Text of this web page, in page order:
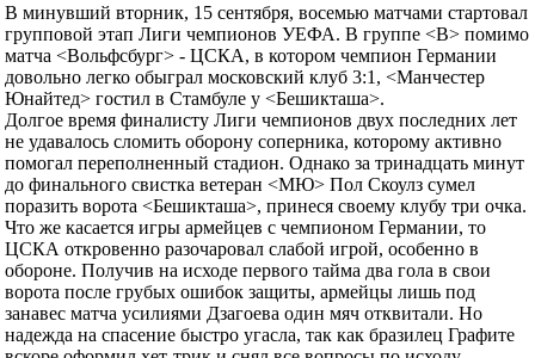
В минувший вторник, 15 сентября, восемью матчами стартовал
групповой этап Лиги чемпионов УЕФА. В группе <В> помимо
матча <Вольфсбург> - ЦСКА, в котором чемпион Германии
довольно легко обыграл московский клуб 3:1, <Манчестер
Юнайтед> гостил в Стамбуле у <Бешикташа>.
Долгое время финалисту Лиги чемпионов двух последних лет
не удавалось сломить оборону соперника, которому активно
помогал переполненный стадион. Однако за тринадцать минут
до финального свистка ветеран <МЮ> Пол Скоулз сумел
поразить ворота <Бешикташа>, принеся своему клубу три очка.
Что же касается игры армейцев с чемпионом Германии, то
ЦСКА откровенно разочаровал слабой игрой, особенно в
обороне. Получив на исходе первого тайма два гола в свои
ворота после грубых ошибок защиты, армейцы лишь под
занавес матча усилиями Дзагоева один мяч отквитали. Но
надежда на спасение быстро угасла, так как бразилец Графите